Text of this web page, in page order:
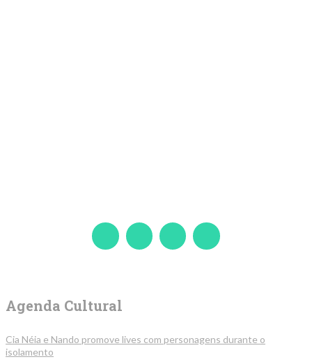
Agenda Cultural
Cia Néia e Nando promove lives com personagens durante o
isolamento